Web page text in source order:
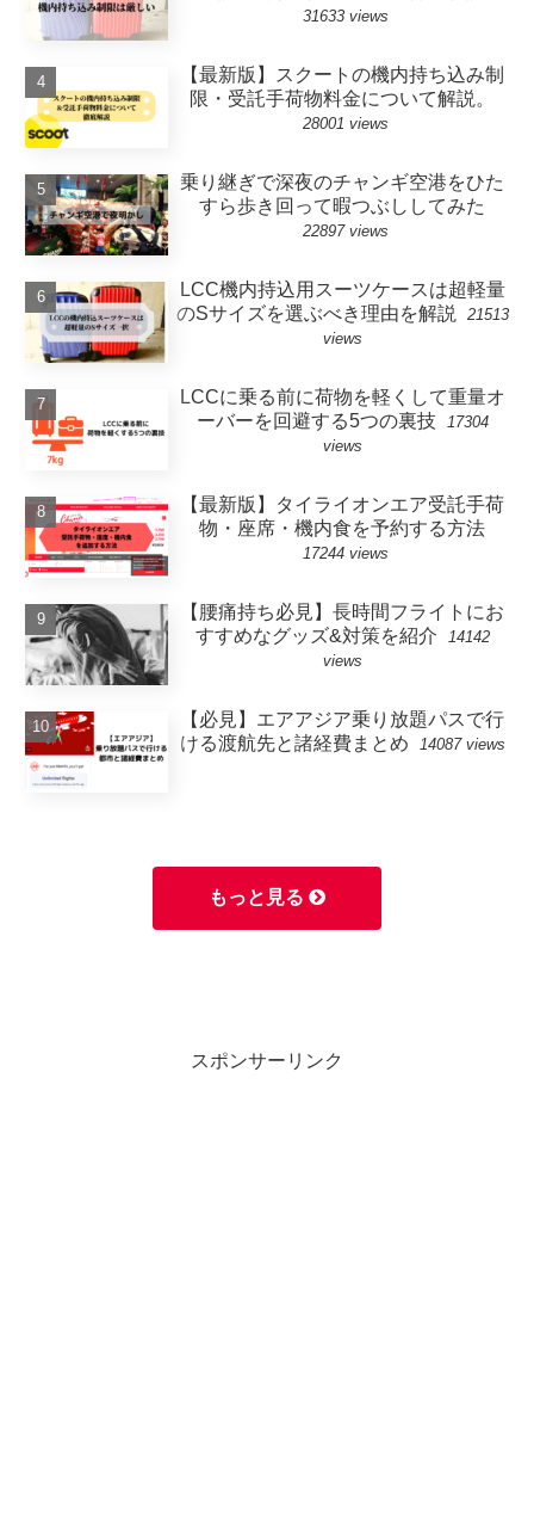
31633 views
【最新版】スクートの機内持ち込み制
限・受託手荷物料金について解説。
28001 views
乗り継ぎで深夜のチャンギ空港をひた
すら歩き回って暇つぶししてみた
22897 views
LCC機内持込用スーツケースは超軽量
のSサイズを選ぶべき理由を解説
21513
views
LCCに乗る前に荷物を軽くして重量オ
ーバーを回避する5つの裏技
17304
views
【最新版】タイライオンエア受託手荷
物・座席・機内食を予約する方法
17244 views
【腰痛持ち必見】長時間フライトにお
すすめなグッズ&対策を紹介
14142
views
【必見】エアアジア乗り放題パスで行
ける渡航先と諸経費まとめ
14087 views
もっと見る
スポンサーリンク